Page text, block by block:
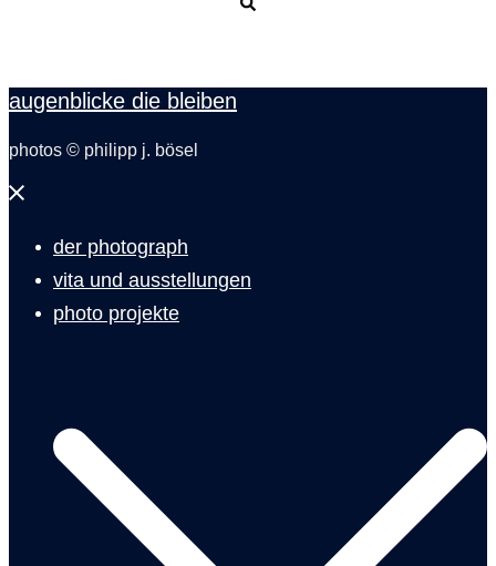
augenblicke die bleiben
photos © philipp j. bösel
Menü
der photograph
vita und ausstellungen
photo projekte